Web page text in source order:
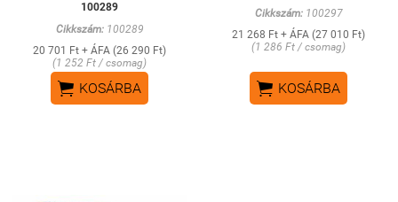
100289
Cikkszám:100289
20 701 Ft + ÁFA (26 290 Ft)
(1 252 Ft / csomag)
 KOSÁRBA
Cikkszám:100297
21 268 Ft + ÁFA (27 010 Ft)
(1 286 Ft / csomag)
 KOSÁRBA